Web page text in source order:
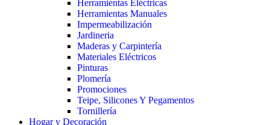
Herramientas Eléctricas
Herramientas Manuales
Impermeabilización
Jardineria
Maderas y Carpintería
Materiales Eléctricos
Pinturas
Plomería
Promociones
Teipe, Silicones Y Pegamentos
Tornillería
Hogar y Decoración